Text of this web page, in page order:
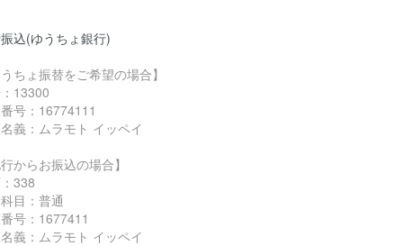
込(ゆうちょ銀行)
うちょ振替をご希望の場合】
13300
号：16774111
義：ムラモト イッペイ
行からお振込の場合】
338
目：普通
号：1677411
義：ムラモト イッペイ